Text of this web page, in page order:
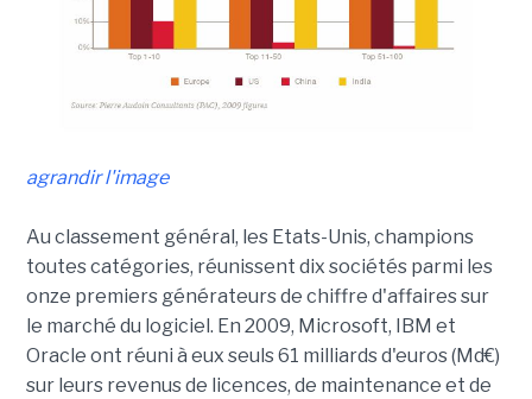
agrandir l'image
Au classement général, les Etats-Unis, champions
toutes catégories, réunissent dix sociétés parmi les
onze premiers générateurs de chiffre d'affaires sur
le marché du logiciel. En 2009, Microsoft, IBM et
Oracle ont réuni à eux seuls 61 milliards d'euros (Md€)
sur leurs revenus de licences, de maintenance et de